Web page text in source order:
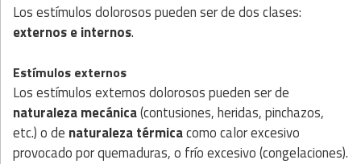
Los estímulos dolorosos pueden ser de dos clases:
externos e internos.
Estímulos externos
Los estímulos externos dolorosos pueden ser de
naturaleza mecánica(contusiones, heridas, pinchazos,
etc.) o de naturaleza térmicacomo calor excesivo
provocado por quemaduras, o frío excesivo (congelaciones).